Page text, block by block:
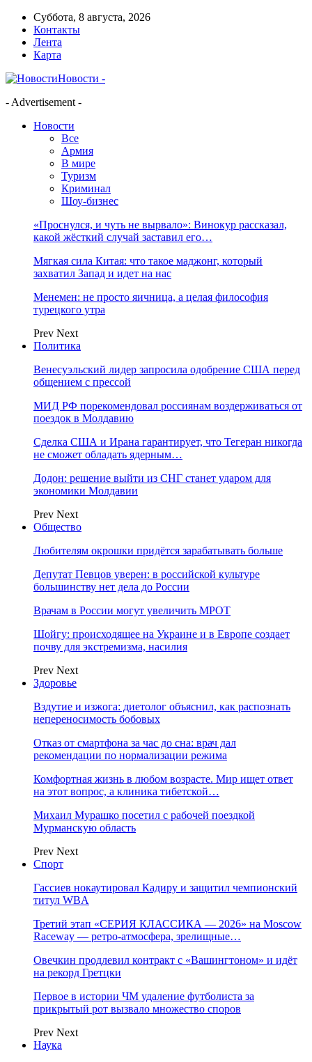
Суббота, 8 августа, 2026
Контакты
Лента
Карта
Новости -
- Advertisement -
Новости
Все
Армия
В мире
Туризм
Криминал
Шоу-бизнес
«Проснулся, и чуть не вырвало»: Винокур рассказал,
какой жёсткий случай заставил его…
Мягкая сила Китая: что такое маджонг, который
захватил Запад и идет на нас
Менемен: не просто яичница, а целая философия
турецкого утра
Prev Next
Политика
Венесуэльский лидер запросила одобрение США перед
общением с прессой
МИД РФ порекомендовал россиянам воздерживаться от
поездок в Молдавию
Сделка США и Ирана гарантирует, что Тегеран никогда
не сможет обладать ядерным…
Додон: решение выйти из СНГ станет ударом для
экономики Молдавии
Prev Next
Общество
Любителям окрошки придётся зарабатывать больше
Депутат Певцов уверен: в российской культуре
большинству нет дела до России
Врачам в России могут увеличить МРОТ
Шойгу: происходящее на Украине и в Европе создает
почву для экстремизма, насилия
Prev Next
Здоровье
Вздутие и изжога: диетолог объяснил, как распознать
непереносимость бобовых
Отказ от смартфона за час до сна: врач дал
рекомендации по нормализации режима
Комфортная жизнь в любом возрасте. Мир ищет ответ
на этот вопрос, а клиника тибетской…
Михаил Мурашко посетил с рабочей поездкой
Мурманскую область
Prev Next
Спорт
Гассиев нокаутировал Кадиру и защитил чемпионский
титул WBA
Третий этап «СЕРИЯ КЛАССИКА — 2026» на Moscow
Raceway — ретро‑атмосфера, зрелищные…
Овечкин продлевил контракт с «Вашингтоном» и идёт
на рекорд Гретцки
Первое в истории ЧМ удаление футболиста за
прикрытый рот вызвало множество споров
Prev Next
Наука